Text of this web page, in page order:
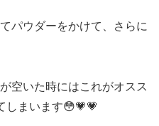
パウダーをかけて、さらに
空いた時にはこれがオスス
しまいます😳💗💗